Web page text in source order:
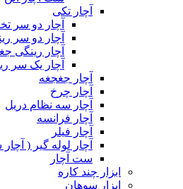
آچار تکی
آچار دو سر
آچار دو سر
آچار رینگی
آچار یک سر
آچار جغجغه
آچار چرخ
آچار سه نظام دریل
آچار فرانسه
آچار فیلر
آچار لوله گیر (
ست آچار
ابزار چند کاره
ابزار سوهان